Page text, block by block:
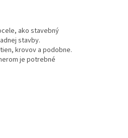
ako stavebný
stavby.
krovov a podobne.
je potrebné